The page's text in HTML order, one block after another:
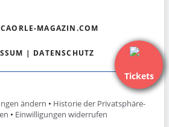
Tickets
MAGAZIN.COM
| DATENSCHUTZ
ändern • Historie der Privatsphäre-
• Einwilligungen widerrufen